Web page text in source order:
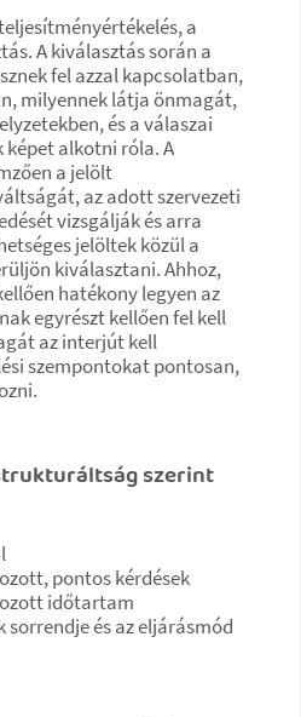
a
A kiválasztás során a
fel azzal kapcsolatban,
milyennek látja önmagát,
és a válaszai
alkotni róla. A
a jelölt
az adott szervezeti
vizsgálják és arra
jelöltek közül a
kiválasztani. Ahhoz,
hatékony legyen az
egyrészt kellően fel kell
az interjút kell
szempontokat pontosan,
szerint
pontos kérdések
időtartam
sorrendje és az eljárásmód